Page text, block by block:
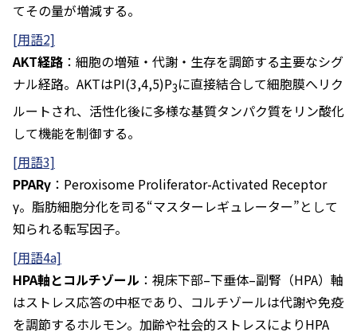
てその量が増減する。
[用語2]
AKT経路 ：細胞の増殖・代謝・生存を調節する主要なシグ
ナル経路。AKTはPI(3,4,5)P3に直接結合して細胞膜へリク
ルートされ、活性化後に多様な基質タンパク質をリン酸化
して機能を制御する。
[用語3]
PPARγ ：Peroxisome Proliferator-Activated Receptor
γ。脂肪細胞分化を司る“マスターレギュレーター”として
知られる転写因子。
[用語4a]
HPA軸とコルチゾール ：視床下部–下垂体–副腎（HPA）軸
はストレス応答の中枢であり、コルチゾールは代謝や免疫
を調節するホルモン。加齢や社会的ストレスによりHPA